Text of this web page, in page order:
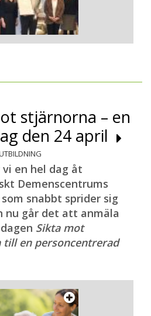
stjärnorna – en
den 24 april
vi en hel dag åt
Demenscentrums
snabbt sprider sig
nu går det att anmäla
Sikta mot
till en personcentrerad